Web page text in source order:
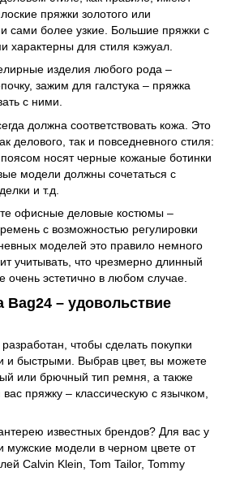
пряжки золотого или
сами более узкие. Большие пряжки с
для стиля кэжуал.
изделия любого рода –
зажим для галстука – пряжка
с ними.
должна соответствовать кожа. Это
делового, так и повседневного стиля:
носят черные кожаные ботинки
модели должны сочетаться с
и т.д.
офисные деловые костюмы –
с возможностью регулировки
моделей это правило немного
учитывать, что чрезмерно длинный
очень эстетично в любом случае.
– удовольствие
чтобы сделать покупки
и быстрыми. Выбрав цвет, вы можете
или брючный тип ремня, а также
пряжку – классическую с язычком,
известных брендов? Для вас у
мужские модели в черном цвете от
Calvin Klein, Tom Tailor, Tommy